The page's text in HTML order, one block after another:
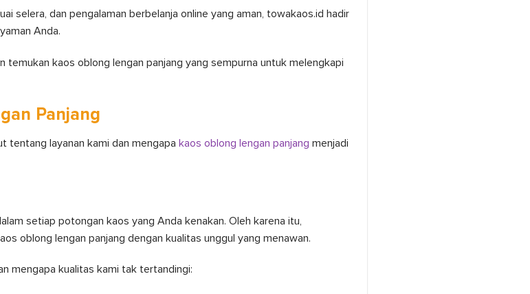
selera, dan pengalaman berbelanja online yang aman, towakaos.id hadir
Anda.
temukan kaos oblong lengan panjang yang sempurna untuk melengkapi
Panjang
tentang layanan kami dan mengapa kaos oblong lengan panjang menjadi
setiap potongan kaos yang Anda kenakan. Oleh karena itu,
oblong lengan panjang dengan kualitas unggul yang menawan.
mengapa kualitas kami tak tertandingi: